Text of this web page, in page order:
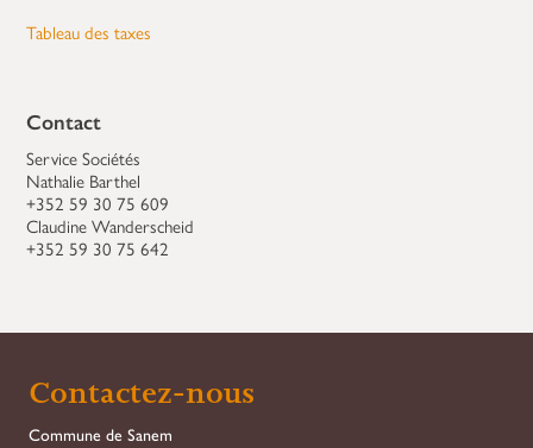
Tableau des taxes
Contact
Service Sociétés
Nathalie Barthel
+352 59 30 75 609
Claudine Wanderscheid
+352 59 30 75 642
Demande de Réservation
Contactez-nous
Commune de Sanem